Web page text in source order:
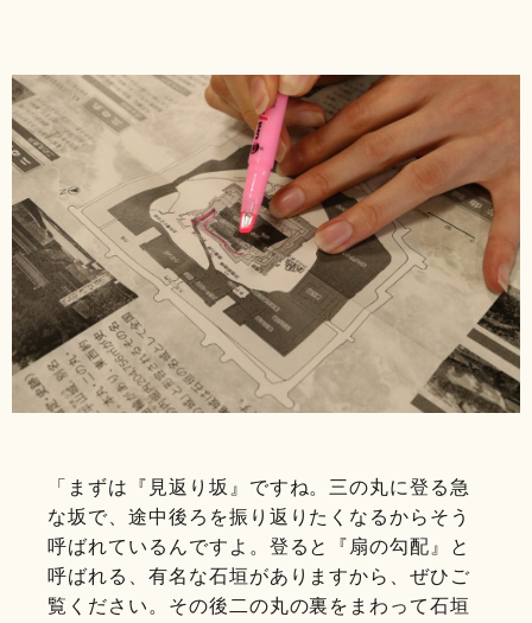
「まずは『見返り坂』ですね。三の丸に登る急
な坂で、途中後ろを振り返りたくなるからそう
呼ばれているんですよ。登ると『扇の勾配』と
呼ばれる、有名な石垣がありますから、ぜひご
覧ください。その後二の丸の裏をまわって石垣